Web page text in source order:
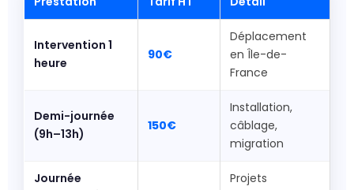
Intervention 1
heure
90€
Déplacement
en Île-de-
France
Demi-journée
(9h–13h)
150€
Installation,
câblage,
migration
Journée
Projets